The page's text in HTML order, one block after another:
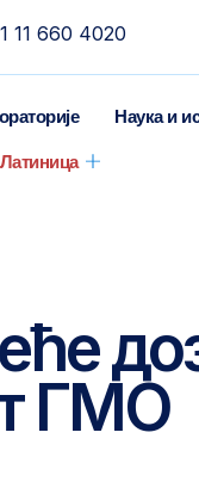
11 660 4020
Наука и
Латиница
ГМО